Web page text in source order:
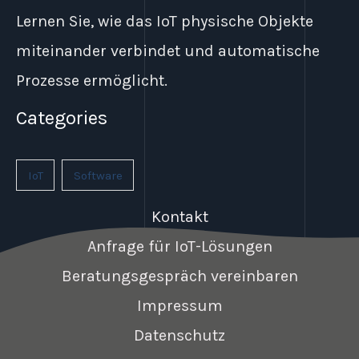
Lernen Sie, wie das IoT physische Objekte
miteinander verbindet und automatische
Prozesse ermöglicht.
Categories
IoT Software
Kontakt
Anfrage für IoT-Lösungen
Beratungsgespräch vereinbaren
Impressum
Datenschutz